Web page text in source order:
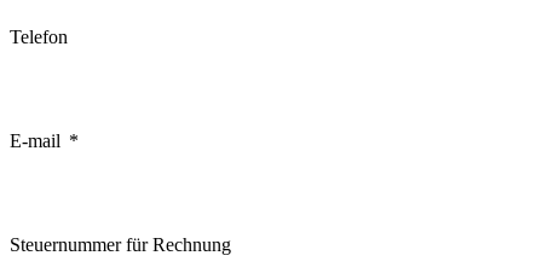
Telefon
E-mail
Steuernummer für Rechnung